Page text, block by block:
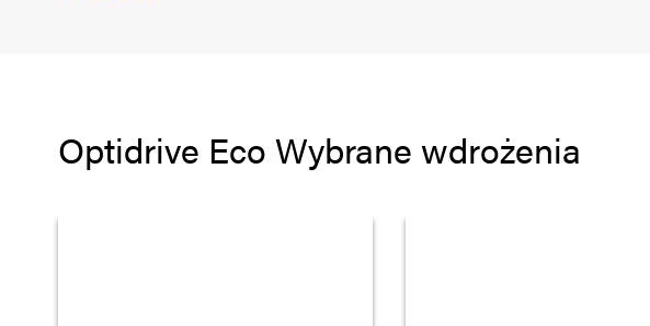
Optidrive Eco Wybrane wdrożenia